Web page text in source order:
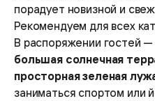
порадует новизной и
Рекомендуем для всех
В распоряжении гостей —
большая солнечная
просторная зеленая
заниматься спортом или